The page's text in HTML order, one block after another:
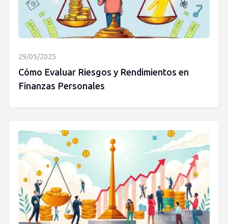
29/05/2025
Cómo Evaluar Riesgos y Rendimientos en
Finanzas Personales